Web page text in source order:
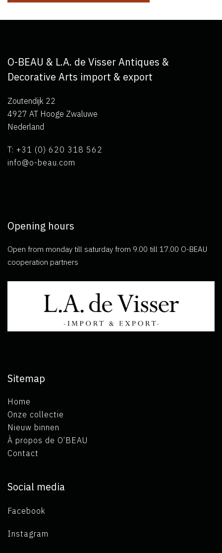
O-BEAU & L.A. de Visser Antiques &
Decorative Arts import & export
Zoutendijk 22
4927 AT Hooge Zwaluwe
Nederland
T: +31 (0) 620 318 562
info@o-beau.com
Opening hours
Open from monday till saturday from 9.00 till 17.00 O-BEAU
cooperation partners
Sitemap
Home
Onze collectie
Nieuw binnen
À propos de O’BEAU
Contact
Social media
Facebook
Instagram